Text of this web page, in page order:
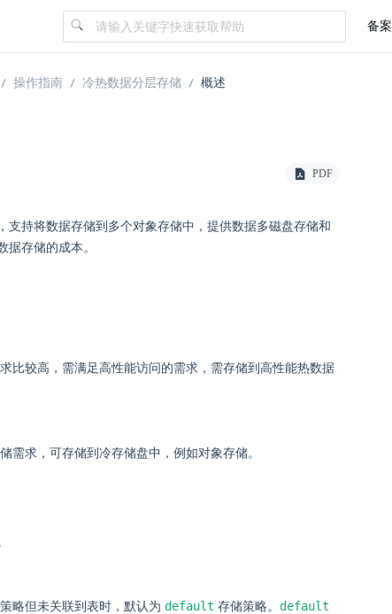
备案
操作指南 冷热数据分层存储 概述
PDF
支持将数据存储到多个对象存储中，提供数据多磁盘存储和
据存储的成本。
比较高，需满足高性能访问的需求，需存储到高性能热数据
需求，可存储到冷存储盘中，例如对象存储。
略但未关联到表时，默认为 default 存储策略。 default